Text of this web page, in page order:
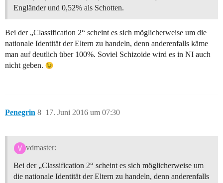
Engländer und 0,52% als Schotten.
Bei der „Classification 2“ scheint es sich möglicherweise um die
nationale Identität der Eltern zu handeln, denn anderenfalls käme
man auf deutlich über 100%. Soviel Schizoide wird es in NI auch
nicht geben.
Penegrin 17. Juni 2016 um 07:30
8
vdmaster:
Bei der „Classification 2“ scheint es sich möglicherweise um
die nationale Identität der Eltern zu handeln, denn anderenfalls